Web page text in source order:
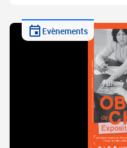
Evènements